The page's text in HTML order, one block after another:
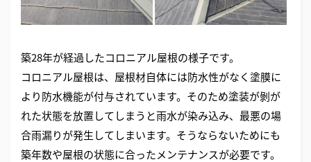
築28年が経過したコロニアル屋根の様子です。
コロニアル屋根は、屋根材自体には防水性がなく塗膜に
より防水機能が付与されています。そのため塗装が剝が
れた状態を放置してしまうと雨水が染み込み、最悪の場
合雨漏りが発生してしまいます。そうならないためにも
築年数や屋根の状態に合ったメンテナンスが必要です。